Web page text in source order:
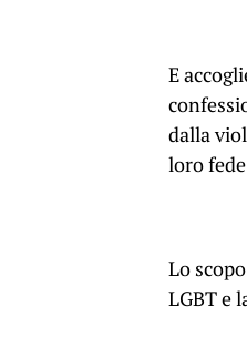
E
dalla
loro
Lo
LGBT e